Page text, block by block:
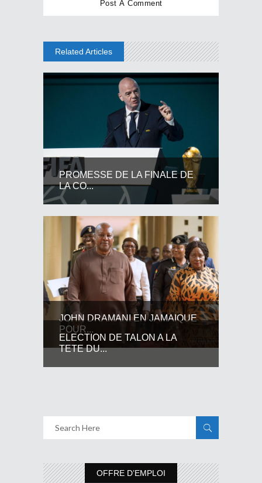
Related Articles
PROMESSE DE LA FINALE DE
LA CO...
JOHN DRAMANI EN JAMAIQUE
POUR...
ELECTION DE TALON A LA
TETE DU...
OFFRE D’EMPLOI